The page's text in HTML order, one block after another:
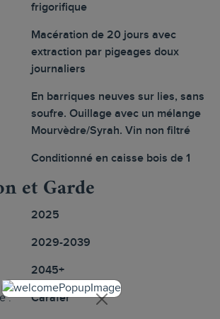
frigorifique
Macération de 20 jours avec
extraction par pigeages doux
journaliers
En barriques neuves sur lies, sans
soufre. Ouillage avec un mélange
Mourvèdre/Syrah. Vin non filtré
Conditionné en caisse bois de 1
et Garde
2025
2029-2039
2045+
: Carafer